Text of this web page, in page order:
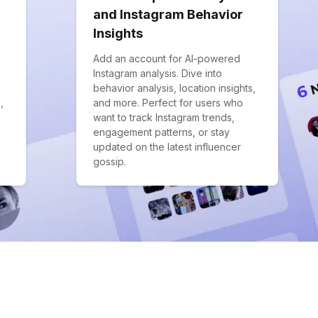
and Instagram Behavior
Insights
Add an account for AI-powered
Instagram analysis. Dive into
behavior analysis, location insights,
and more. Perfect for users who
want to track Instagram trends,
engagement patterns, or stay
updated on the latest influencer
gossip.